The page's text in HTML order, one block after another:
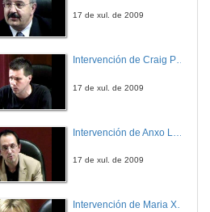
17 de xul. de 2009
Intervención de Craig Patterson
17 de xul. de 2009
17 de xul. de 2009
Intervención de Maria Xosé